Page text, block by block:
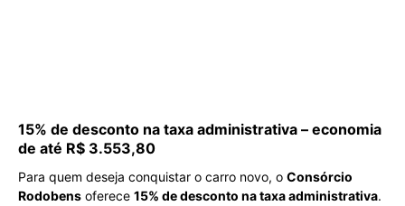
15% de desconto na taxa administrativa – economia
de até R$ 3.553,80
Para quem deseja conquistar o carro novo, o Consórcio
Rodobens oferece 15% de desconto na taxa administrativa.